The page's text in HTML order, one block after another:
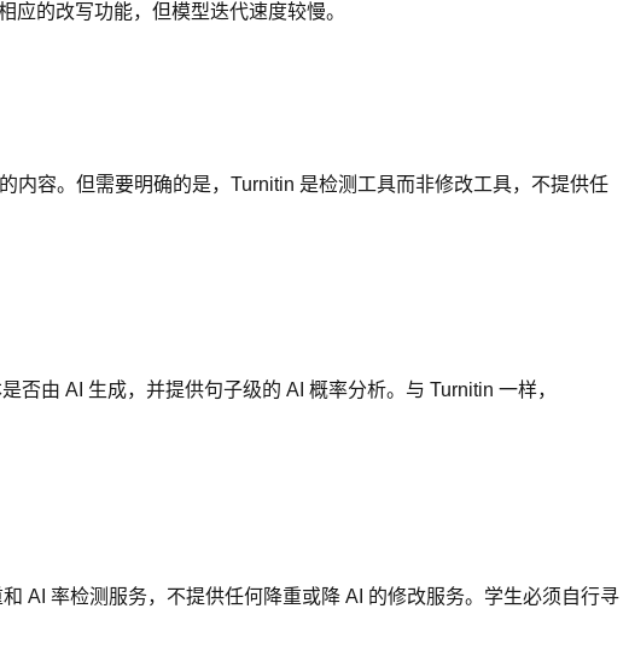
的改写功能，但模型迭代速度较慢。
内容。但需要明确的是，Turnitin 是检测工具而非修改工具，不提供任
由 AI 生成，并提供句子级的 AI 概率分析。与 Turnitin 一样，
AI 率检测服务，不提供任何降重或降 AI 的修改服务。学生必须自行寻